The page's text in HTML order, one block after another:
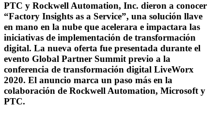
PTC y Rockwell Automation, Inc. dieron a conocer
“Factory Insights as a Service”, una solución llave
en mano en la nube que acelerara e impactara las
iniciativas de implementación de transformación
digital. La nueva oferta fue presentada durante el
evento Global Partner Summit previo a la
conferencia de transformación digital LiveWorx
2020. El anuncio marca un paso más en la
colaboración de Rockwell Automation, Microsoft y
PTC.